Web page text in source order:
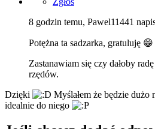
8 godzin temu, Pawel11441
Potężna ta sadzarka, gratuluję 😁
Zastanawiam się czy dałoby
rzędów.
Dzięki
Myślałem że będzie dużo
idealnie do niego